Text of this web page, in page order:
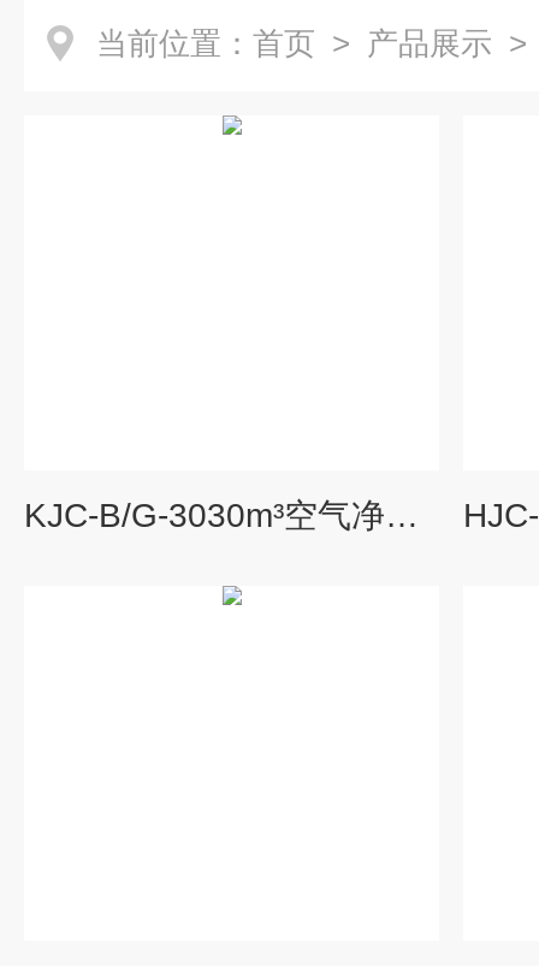
当前位置： 首页 > 产品展示
KJC-B/G-3030m³空气净化器测试舱